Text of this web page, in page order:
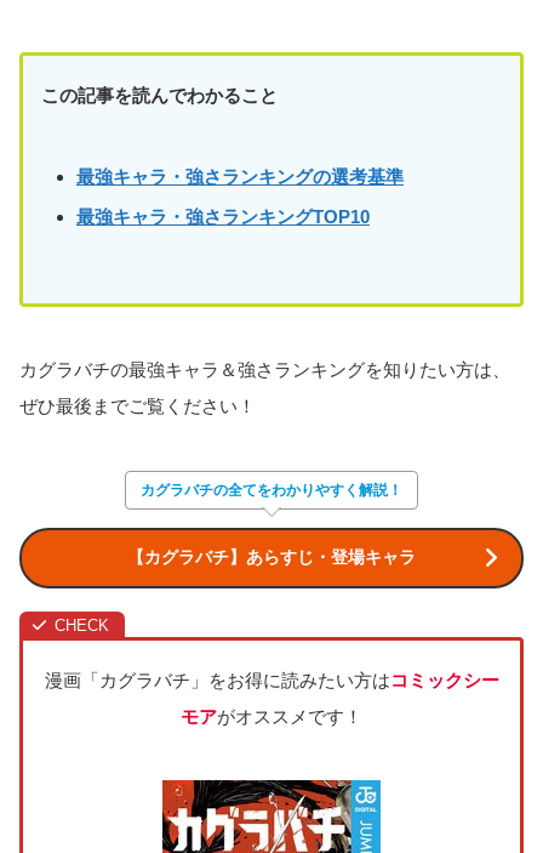
この記事を読んでわかること
最強キャラ・強さランキングの選考基準
最強キャラ・強さランキングTOP10
カグラバチの最強キャラ＆強さランキングを知りたい方は、
ぜひ最後までご覧ください！
カグラバチの全てをわかりやすく解説！
【カグラバチ】あらすじ・登場キャラ
漫画「カグラバチ」をお得に読みたい方はコミックシー
モアがオススメです！